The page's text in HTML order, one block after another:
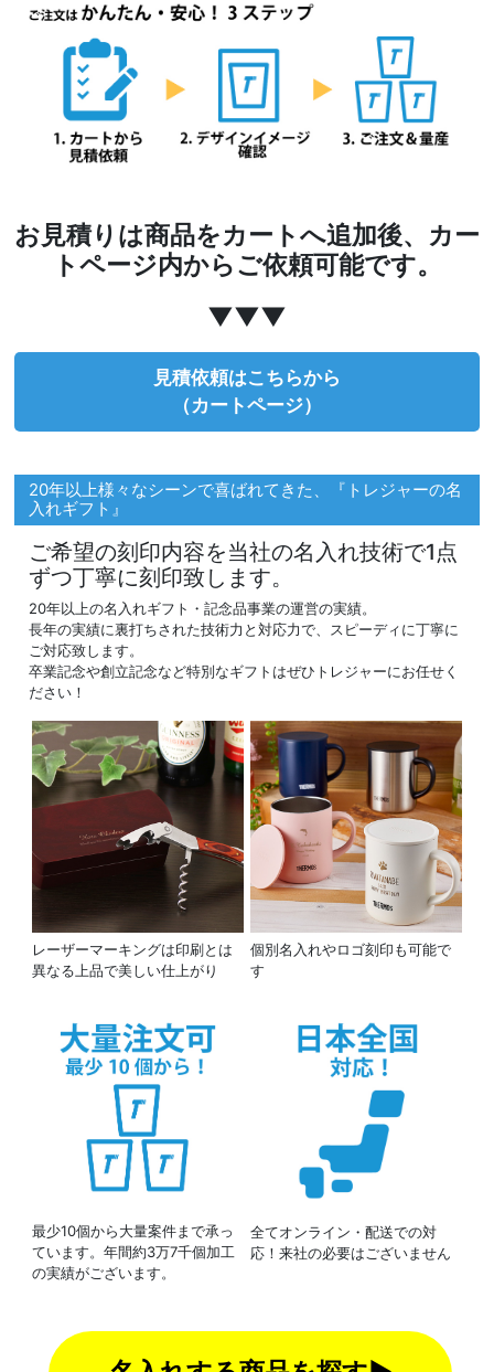
お見積りは商品をカートへ追加後、カー
トページ内からご依頼可能です。
▼▼▼
見積依頼はこちらから
（カートページ）
20年以上様々なシーンで喜ばれてきた、『トレジャーの名
入れギフト』
ご希望の刻印内容を当社の名入れ技術で1点
ずつ丁寧に刻印致します。
20年以上の名入れギフト・記念品事業の運営の実績。
長年の実績に裏打ちされた技術力と対応力で、スピーディに丁寧に
ご対応致します。
卒業記念や創立記念など特別なギフトはぜひトレジャーにお任せく
ださい！
レーザーマーキングは印刷とは
異なる上品で美しい仕上がり
個別名入れやロゴ刻印も可能で
す
最少10個から大量案件まで承っ
ています。年間約3万7千個加工
の実績がございます。
全てオンライン・配送での対
応！来社の必要はございません